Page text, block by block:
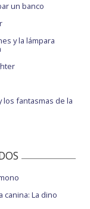
un banco
y la lámpara
los fantasmas de la
canina: La dino